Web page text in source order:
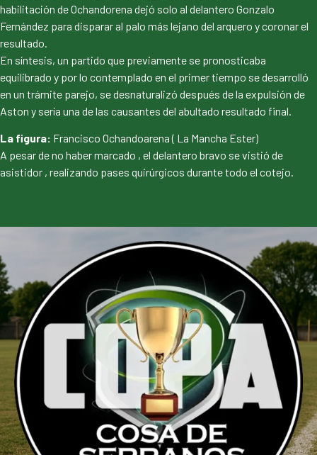
habilitación de Ochandorena dejó solo al delantero Gonzalo
Fernández para disparar al palo más lejano del arquero y coronar el
resultado.
En síntesis, un partido que previamente se pronosticaba
equilibrado y por lo contemplado en el primer tiempo se desarrolló
en un trámite parejo, se desnaturalizó después de la expulsión de
Aston y sería una de las causantes del abultado resultado final.
La figura: Francisco Ochandoarena ( La Mancha Ester)
A pesar de no haber marcado , el delantero bravo se vistió de
asistidor , realizando pases quirúrgicos durante todo el cotejo.